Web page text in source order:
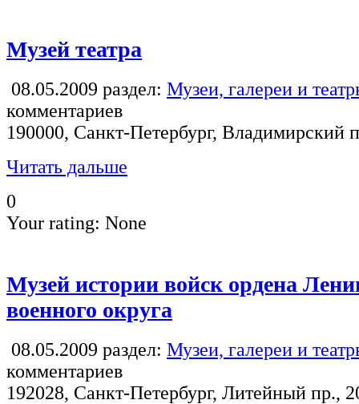
Музей театра
08.05.2009 раздел: Музеи, галереи и
комментариев
190000, Санкт-Петербург, Владимирский
Читать дальше
0
Your rating: None
Музей истории войск ордена
военного округа
08.05.2009 раздел: Музеи, галереи и
комментариев
192028, Санкт-Петербург, Литейный пр.,